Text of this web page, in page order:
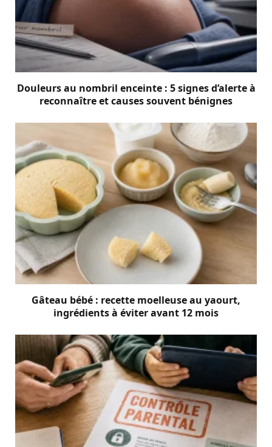
Douleurs au nombril enceinte : 5 signes d’alerte à
reconnaître et causes souvent bénignes
Gâteau bébé : recette moelleuse au yaourt,
ingrédients à éviter avant 12 mois